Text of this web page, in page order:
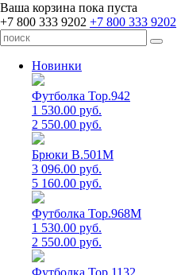
Ваша корзина пока пуста
+7 800 333 9202 +7 800 333 9202
Новинки
Футболка Top.942
1 530.00 руб.
2 550.00 руб.
Брюки B.501M
3 096.00 руб.
5 160.00 руб.
Футболка Top.968M
1 530.00 руб.
2 550.00 руб.